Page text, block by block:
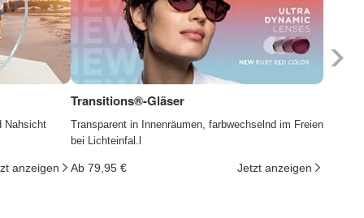
Nahsicht
anzeigen
Transitions®-Gläser
Transparent in Innenräumen, farbwechselnd im Freien
bei Lichteinfal.l
Ab 79,95 € Jetzt anzeigen